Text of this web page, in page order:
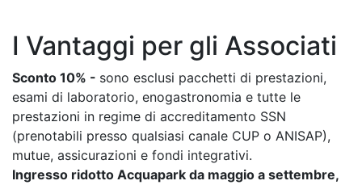
I Vantaggi per gli Associati
Sconto 10% - sono esclusi pacchetti di prestazioni,
esami di laboratorio, enogastronomia e tutte le
prestazioni in regime di accreditamento SSN
(prenotabili presso qualsiasi canale CUP o ANISAP),
mutue, assicurazioni e fondi integrativi.
Ingresso ridotto Acquapark da maggio a settembre,